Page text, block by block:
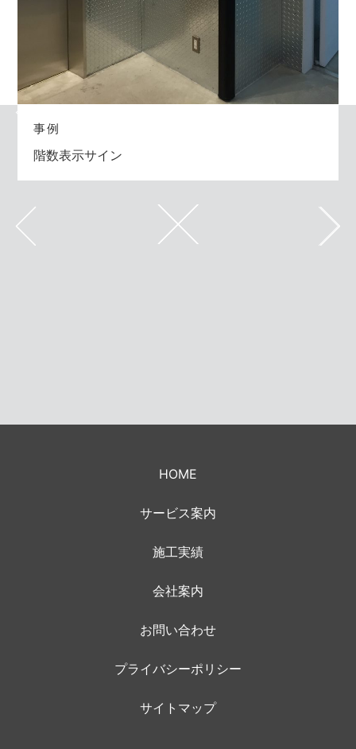
階数表示サイン
事例
階数表示サイン
事例
階数表示サイン
事例
階数表示サイン
事例
階数表示サイン
事例
階数表示サイン
お問い合わせフォームはこちら
HOME
サービス案内
施工実績
会社案内
お問い合わせ
プライバシーポリシー
サイトマップ